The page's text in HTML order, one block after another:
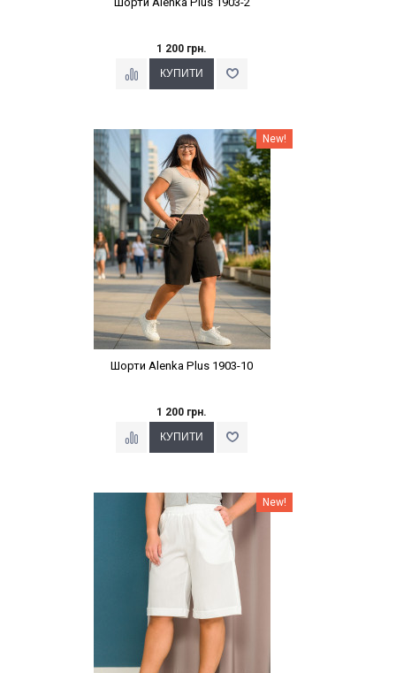
1 200 грн.
Наклейки Варіант з % New!
Шорти Alenka Plus 1903-10
1 200 грн.
Наклейки Варіант з % New!